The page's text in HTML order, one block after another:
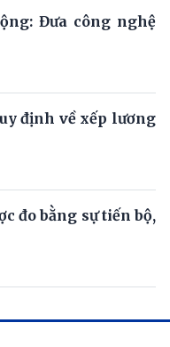
Đưa công nghệ
định về xếp lương
đo bằng sự tiến bộ,